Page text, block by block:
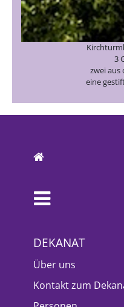
3
zwei aus
eine
DEKANAT
Über uns
Kontakt zum